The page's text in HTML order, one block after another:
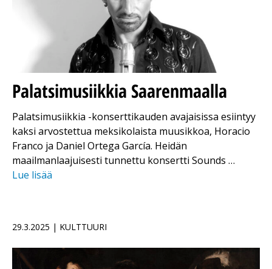
Palatsimusiikkia Saarenmaalla
Palatsimusiikkia -konserttikauden avajaisissa esiintyy
kaksi arvostettua meksikolaista muusikkoa, Horacio
Franco ja Daniel Ortega García. Heidän
maailmanlaajuisesti tunnettu konsertti Sounds …
Lue lisää
29.3.2025 | KULTTUURI